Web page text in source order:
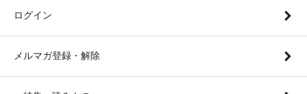
ログイン
メルマガ登録・解除